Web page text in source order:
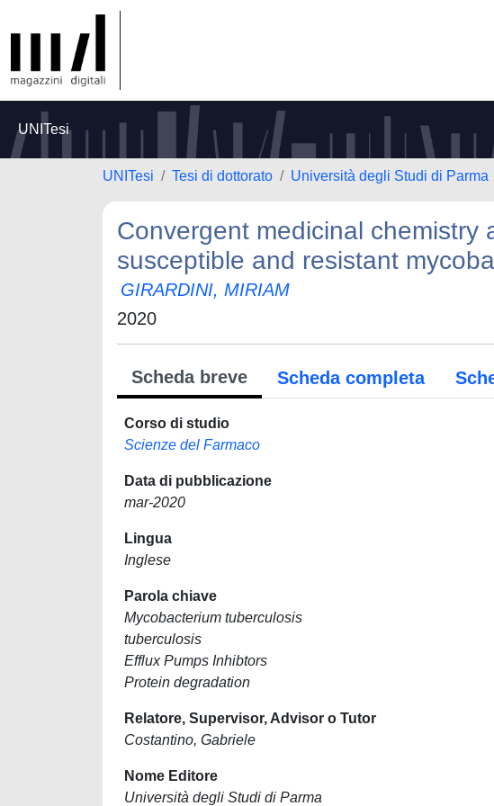
UNITesi
UNITesi Tesi di dottorato Università degli Studi di Parma
Convergent medicinal chemistry
susceptible and resistant
GIRARDINI, MIRIAM
2020
Scheda breve Scheda completa
Corso di studio
Scienze del Farmaco
Data di pubblicazione
mar-2020
Lingua
Inglese
Parola chiave
Mycobacterium tuberculosis
tuberculosis
Efflux Pumps Inhibtors
Protein degradation
Relatore, Supervisor, Advisor o Tutor
Costantino, Gabriele
Nome Editore
Università degli Studi di Parma